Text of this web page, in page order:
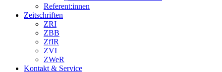
Referent:innen
Zeitschriften
ZRI
ZBB
ZfIR
ZVI
ZWeR
Kontakt & Service